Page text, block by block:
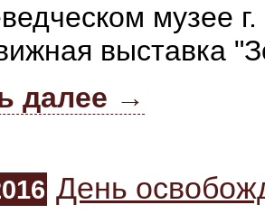
музее
выставка
далее →
День